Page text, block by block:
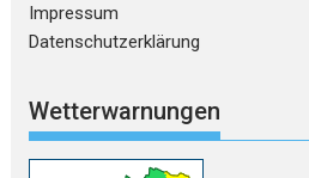
Impressum
Datenschutzerklärung
Wetterwarnungen